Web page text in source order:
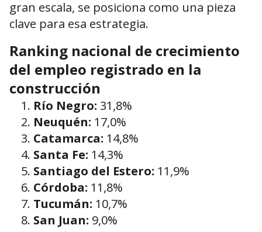
gran escala, se posiciona como una pieza
clave para esa estrategia.
Ranking nacional de crecimiento
del empleo registrado en la
construcción
Río Negro: 31,8%
Neuquén: 17,0%
Catamarca: 14,8%
Santa Fe: 14,3%
Santiago del Estero: 11,9%
Córdoba: 11,8%
Tucumán: 10,7%
San Juan: 9,0%